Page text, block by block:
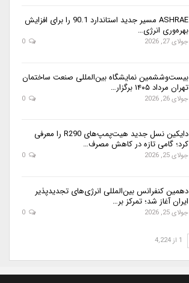
ASHRAE مسیر جدید استاندارد 90.1 را برای افزایش
بهره‌وری انرژی…
جولای 27, 2026
بیست‌وششمین نمایشگاه بین‌المللی صنعت ساختمان
تهران مرداد ۱۴۰۵ برگزار…
جولای 26, 2026
دایکین نسل جدید هیت‌پمپ‌های R290 را معرفی
کرد؛ گامی تازه در کاهش مصرف…
جولای 25, 2026
دهمین کنفرانس بین‌المللی انرژی‌های تجدیدپذیر
ایران آغاز شد؛ تمرکز بر…
جولای 25, 2026
1 از 4,224